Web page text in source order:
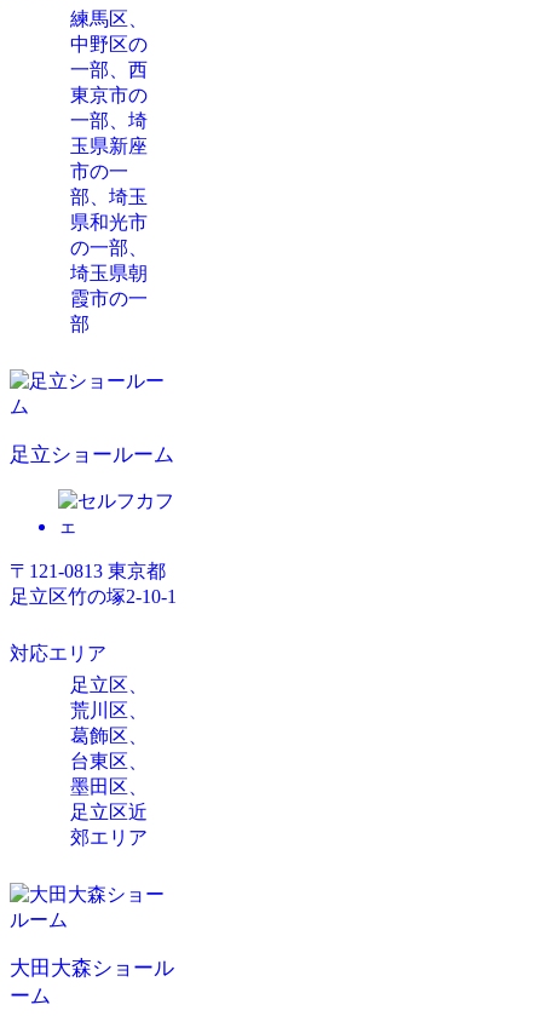
練馬区、
中野区の
一部、西
東京市の
一部、埼
玉県新座
市の一
部、埼玉
県和光市
の一部、
埼玉県朝
霞市の一
部
足立ショールーム
〒121-0813 東京都
足立区竹の塚2-10-1
対応エリア
足立区、
荒川区、
葛飾区、
台東区、
墨田区、
足立区近
郊エリア
大田大森ショール
ーム